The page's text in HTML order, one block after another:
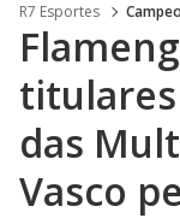
R7 Esportes
titulares
das
Vasco